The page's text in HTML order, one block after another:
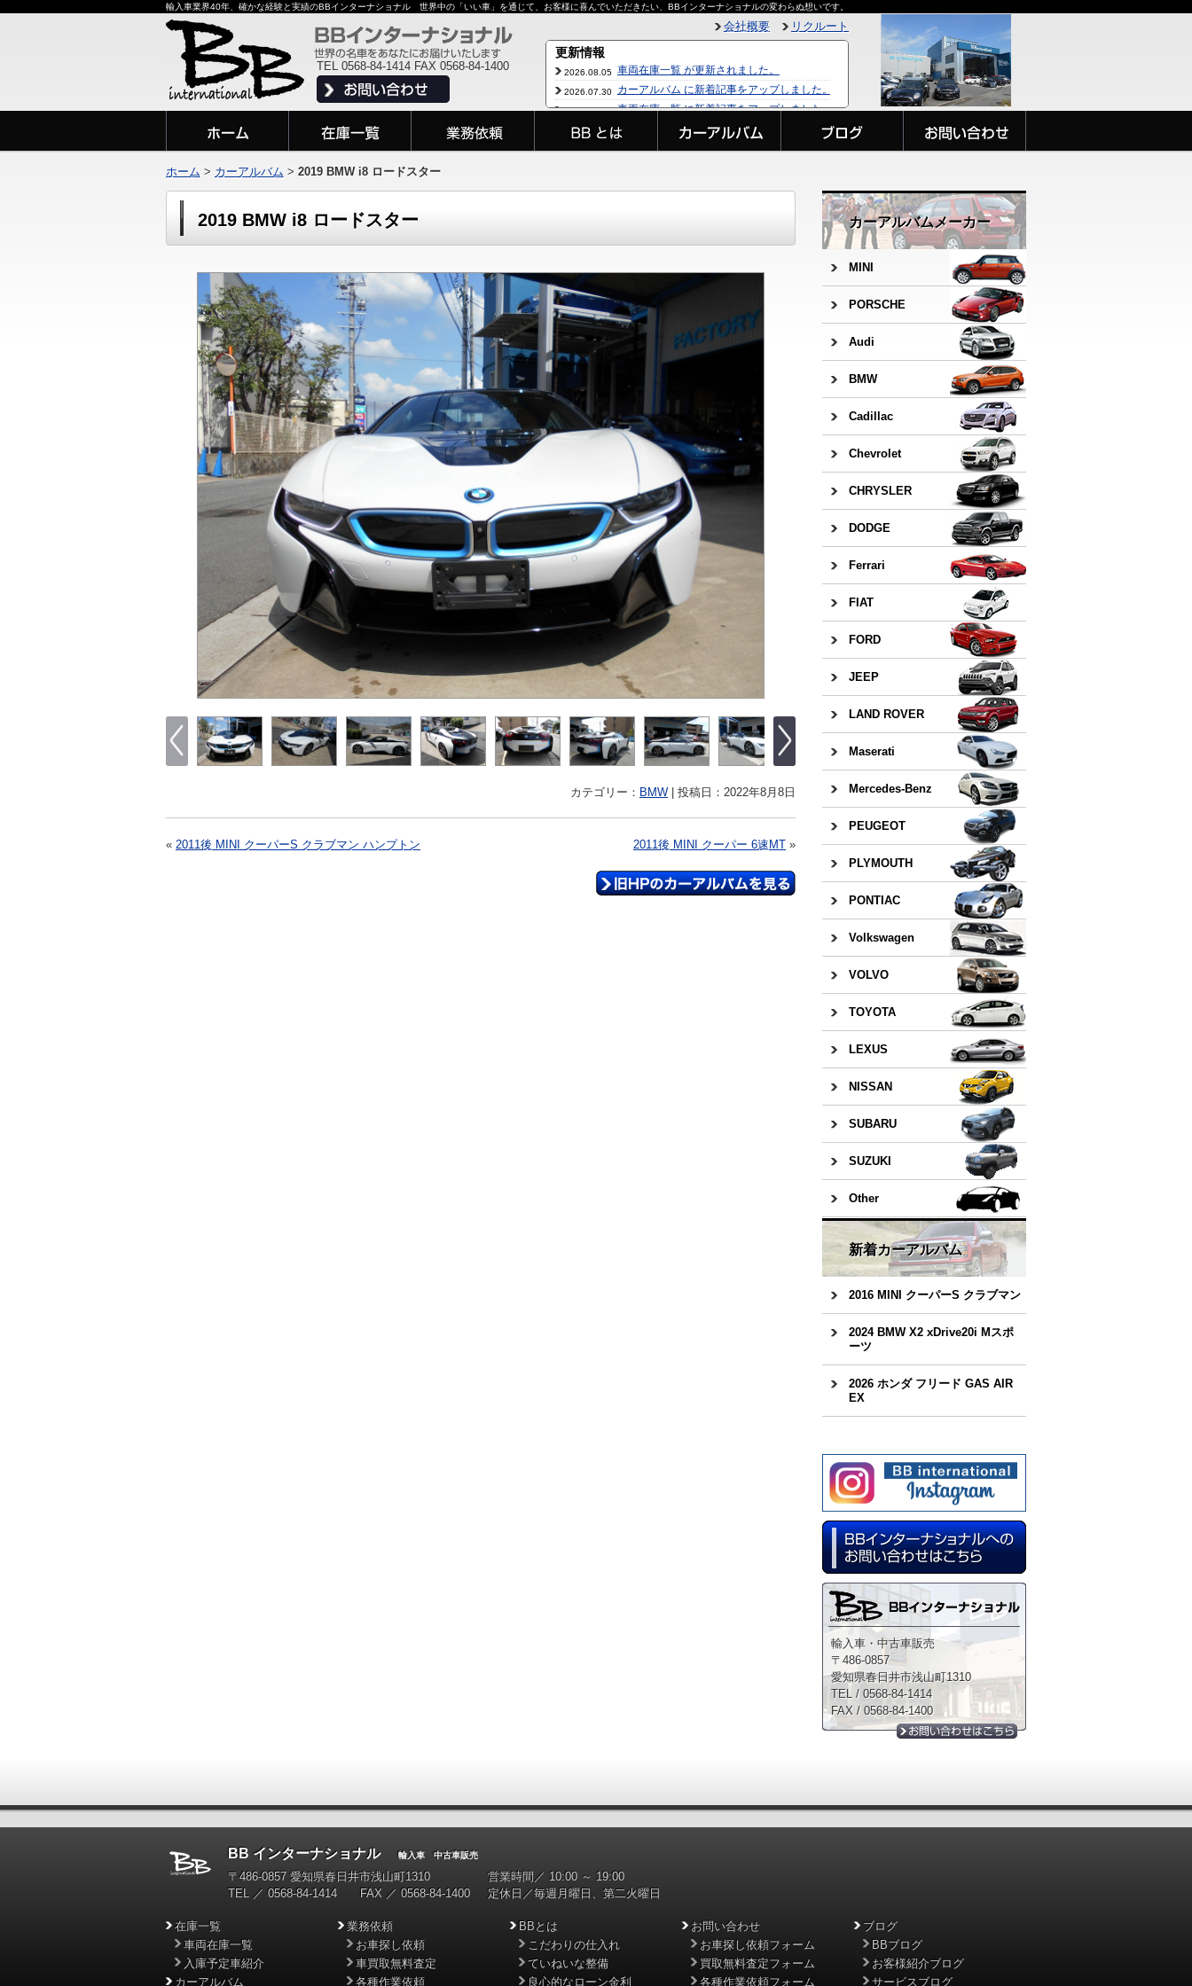
輸入車業界40年、確かな経験と実績のBBインターナショナル 世界中の「いい車」を通じて、お客様に喜んでいただきたい、BBインターナショナルの変わらぬ想いです。
TEL 0568-84-1414 FAX 0568-84-1400
会社概要 リクルート
2019 BMW i8 ロードスター
カテゴリー： BMW | 投稿日：2022年8月8日
« 2011後 MINI クーパーS クラブマン ハンプトン 2011後 MINI クーパー 6速MT »
カーアルバムメーカー
MINI
PORSCHE
Audi
BMW
Cadillac
Chevrolet
CHRYSLER
DODGE
Ferrari
FIAT
FORD
JEEP
LAND ROVER
Maserati
Mercedes-Benz
PEUGEOT
PLYMOUTH
PONTIAC
Volkswagen
VOLVO
TOYOTA
LEXUS
NISSAN
SUBARU
SUZUKI
Other
新着カーアルバム
2016 MINI クーパーS クラブマン
2024 BMW X2 xDrive20i Mスポ
ーツ
2026 ホンダ フリード GAS AIR
EX
輸入車・中古車販売
〒486-0857
愛知県春日井市浅山町1310
TEL / 0568-84-1414
FAX / 0568-84-1400
ホーム > カーアルバム > 2019 BMW i8 ロードスター
BB インターナショナル輸入車 中古車販売
〒486-0857 愛知県春日井市浅山町1310
TEL ／ 0568-84-1414 FAX ／ 0568-84-1400
営業時間／ 10:00 ～ 19:00
定休日／毎週月曜日、第二火曜日
在庫一覧
車両在庫一覧
入庫予定車紹介
カーアルバム
業務依頼
お車探し依頼
車買取無料査定
各種作業依頼
BBとは
こだわりの仕入れ
ていねいな整備
良心的なローン金利
お問い合わせ
お車探し依頼フォーム
買取無料査定フォーム
各種作業依頼フォーム
ブログ
BBブログ
お客様紹介ブログ
サービスブログ